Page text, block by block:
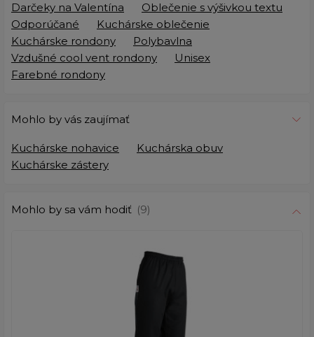
Darčeky na Valentína
Oblečenie s výšivkou textu
Odporúčané
Kuchárske oblečenie
Kuchárske rondony
Polybavlna
Vzdušné cool vent rondony
Unisex
Farebné rondony
Mohlo by vás zaujímať
Kuchárske nohavice
Kuchárska obuv
Kuchárske zástery
Mohlo by sa vám hodiť (9)